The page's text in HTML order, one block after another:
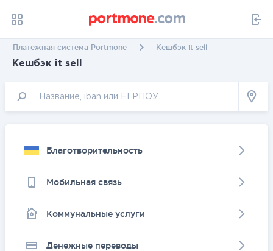
Платежная система Portmone Кешбэк it sell
Кешбэк it sell
Благотворительность
Мобильная связь
Коммунальные услуги
Денежные переводы